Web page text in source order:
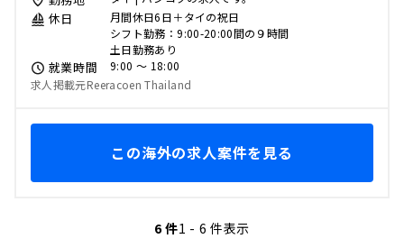
休日
月間休日6日＋タイの祝日
シフト勤務：9:00-20:00間の９時間
土日勤務あり
就業時間
9:00 〜 18:00
求人掲載元Reeracoen Thailand
この海外の求人案件を見る
6 件1 - 6 件表示